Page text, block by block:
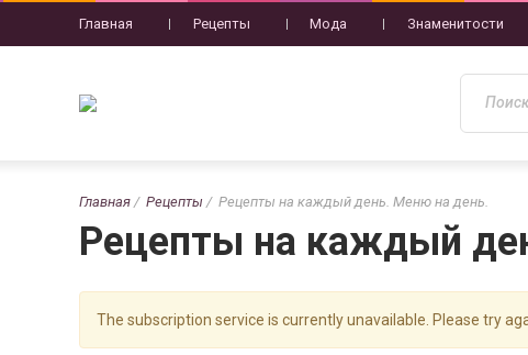
Главная Рецепты Мода Знаменитости
Главная Рецепты Рецепты на каждый день. Меню на день.
Рецепты на каждый
The subscription service is currently unavailable. Please try